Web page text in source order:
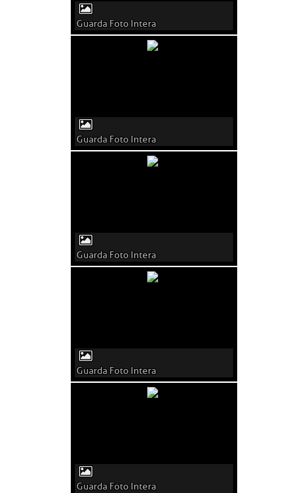
Guarda Foto Intera
Guarda Foto Intera
Guarda Foto Intera
Guarda Foto Intera
Guarda Foto Intera